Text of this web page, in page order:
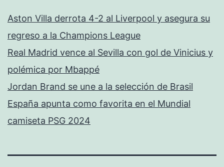
Aston Villa derrota 4-2 al Liverpool y asegura su
regreso a la Champions League
Real Madrid vence al Sevilla con gol de Vinicius y
polémica por Mbappé
Jordan Brand se une a la selección de Brasil
España apunta como favorita en el Mundial
camiseta PSG 2024